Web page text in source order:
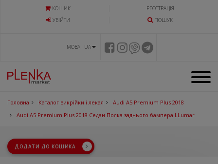
КОШИК
РЕЄСТРАЦІЯ
УВIЙТИ
ПОШУК
МОВА UA
Головна Каталог викрійки і лекал
Audi A5 Premium Plus 2018
Audi A5 Premium Plus 2018 Седан Полка заднього бампера LLumar
ДОДАТИ ДО КОШИКА